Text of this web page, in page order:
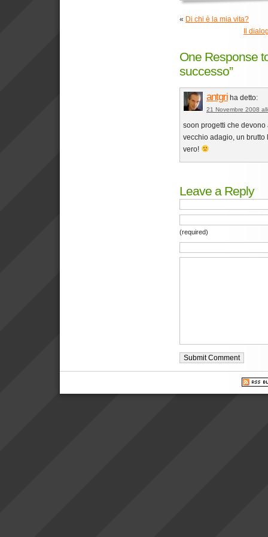
« Di chi è la mia vita?
Il
One Response
successo”
antgri ha detto:
21 Novembre 2008
soon progetti che
vecchio adagio, un brutto
vero!
Leave a Reply
(required)